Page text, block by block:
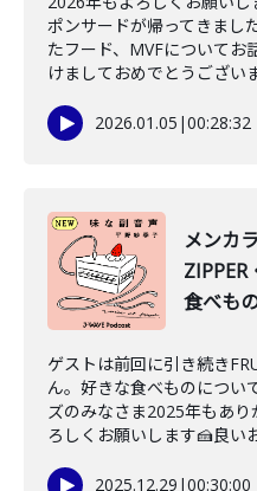
ポンサードが帰ってきまし
たフード、MVFについてお
けましておめでとうござい
2026.01.05 |00:28:32
メンカ
食べも
ゲストは前回に引き続き
ん。好きな食べものについ
ズのみなさま2025年もあ
ろしくお願いします🍰良い
2025.12.29 |00:30:00